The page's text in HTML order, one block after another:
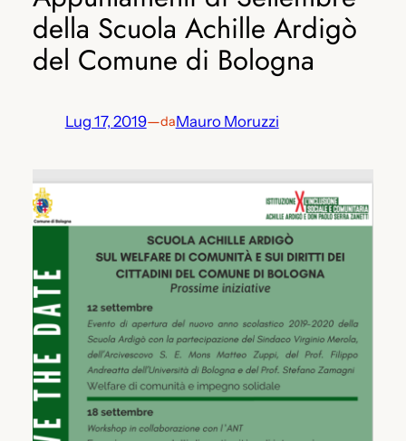
della Scuola Achille Ardigò
del Comune di Bologna
Lug 17, 2019—daMauro Moruzzi